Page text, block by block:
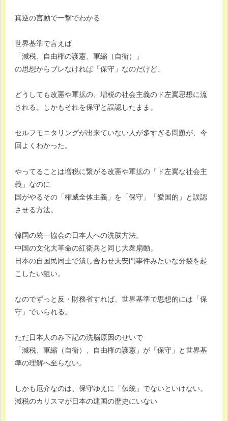
真逆の言動で一撃でわかる
世界基準で言えば
「減税、自由権の護憲、軍縮（自衛）」
の思想からブレなければ「保守」なのだけど、
どうしても改憲や軍拡の、増税の社会主義のド左翼思想に流
される。しかもそれを保守と誤認したまま。
セルフモニタリングが出来ていない人が多すぎる問題が、今
回よくわかった。
やってることは増税に繋がる改憲や軍拡の「ド左翼な社会主
義」なのに
国がやるその「権威全体主義」を「保守」「愛国的」と誤認
させる方法。
韓国の統一協会の日本人への洗脳方法。
中国の文化大革命の紅衛兵と同じ大衆扇動。
日本の自国民同士で潰し合わせ天安門事件みたいな分裂を起
こしたい狙い。
なのでずっと反・財務省すれば、世界基準で思想的には「保
守」でいられる。
ただ日本人のみ下記の洗脳原因のせいで
「減税、軍縮（自衛）、自由権の護憲」が「保守」と世界基
準の理解へ至らない。
しかも厄介なのは、保守ゆえに「伝統」でないといけない。
減税のカリスマが日本の建国の歴史にいない